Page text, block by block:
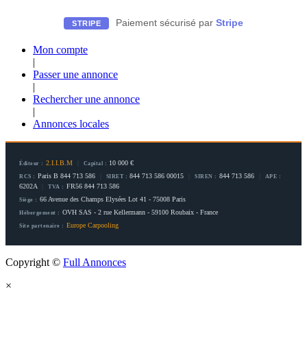
STRIPE Paiement sécurisé par Stripe
Mon compte
|
Passer une annonce
|
Rechercher une annonce
|
Annonces locales
Éditeur : 2.I.I.B.M Capital : 10 000 €
RCS : Paris B 844 713 586 SIRET : 844 713 586 00015 SIREN : 844 713 586 APE :
6202A TVA : FR56 844 713 586
Siège : 66 Avenue des Champs Elysées Lot 41 - 75008 Paris
Hébergement : OVH SAS - 2 rue Kellermann - 59100 Roubaix - France
Site partenaire : Europe Carpooling
Copyright © Full Annonces
×